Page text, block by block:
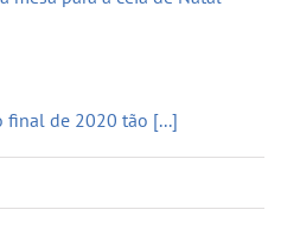
final de 2020 tão [...]